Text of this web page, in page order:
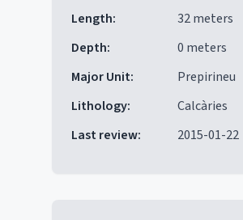
Length:
32 meters
Depth:
0 meters
Major Unit:
Prepirineu
Lithology:
Calcàries
Last review: 2015-01-22